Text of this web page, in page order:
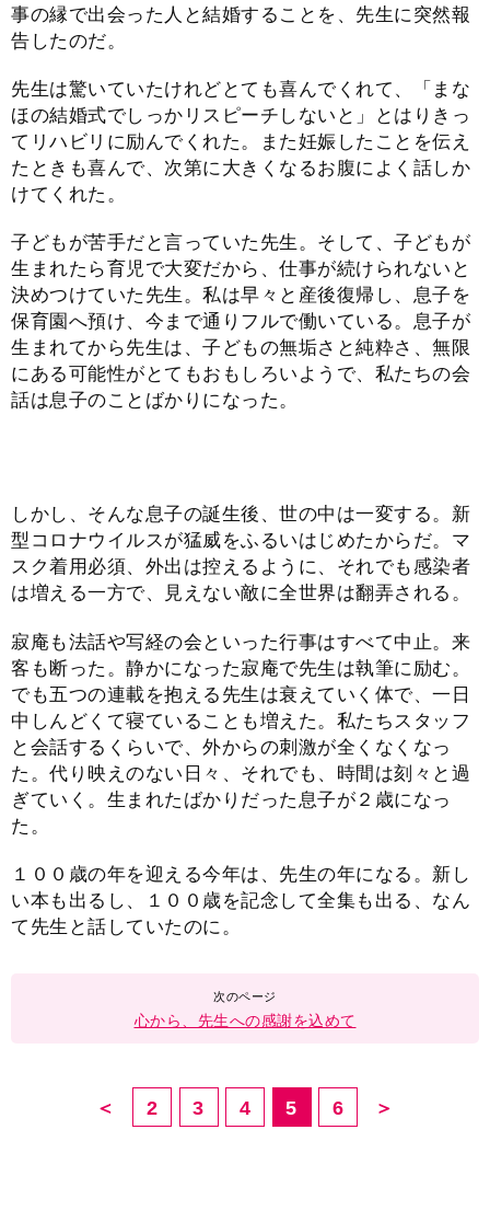
事の縁で出会った人と結婚することを、先生に突然報
告したのだ。
先生は驚いていたけれどとても喜んでくれて、「まな
ほの結婚式でしっかリスピーチしないと」とはりきっ
てリハビリに励んでくれた。また妊娠したことを伝え
たときも喜んで、次第に大きくなるお腹によく話しか
けてくれた。
子どもが苦手だと言っていた先生。そして、子どもが
生まれたら育児で大変だから、仕事が続けられないと
決めつけていた先生。私は早々と産後復帰し、息子を
保育園へ預け、今まで通りフルで働いている。息子が
生まれてから先生は、子どもの無垢さと純粋さ、無限
にある可能性がとてもおもしろいようで、私たちの会
話は息子のことばかりになった。
しかし、そんな息子の誕生後、世の中は一変する。新
型コロナウイルスが猛威をふるいはじめたからだ。マ
スク着用必須、外出は控えるように、それでも感染者
は増える一方で、見えない敵に全世界は翻弄される。
寂庵も法話や写経の会といった行事はすべて中止。来
客も断った。静かになった寂庵で先生は執筆に励む。
でも五つの連載を抱える先生は衰えていく体で、一日
中しんどくて寝ていることも増えた。私たちスタッフ
と会話するくらいで、外からの刺激が全くなくなっ
た。代り映えのない日々、それでも、時間は刻々と過
ぎていく。生まれたばかりだった息子が２歳になっ
た。
１００歳の年を迎える今年は、先生の年になる。新し
い本も出るし、１００歳を記念して全集も出る、なん
て先生と話していたのに。
心から、先生への感謝を込めて
＜ 2 3 4 5 6 ＞